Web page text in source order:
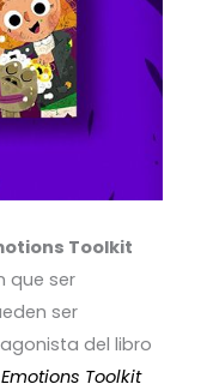
Toolkit
que ser
ser
del libro
Toolkit